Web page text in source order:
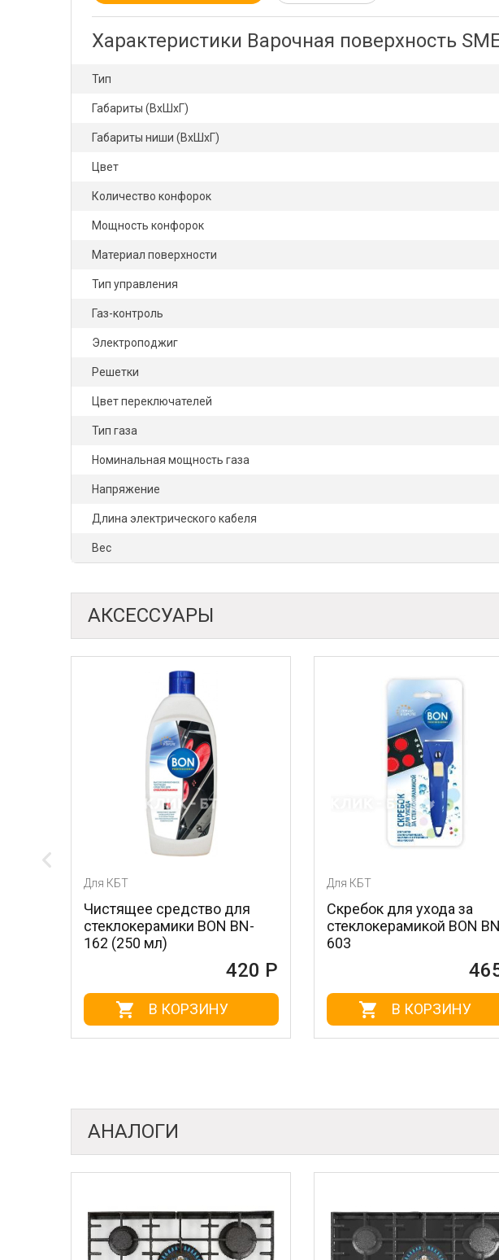
Характеристики Варочная поверхность
Тип
Габариты (ВхШхГ)
Габариты ниши (ВхШхГ)
Цвет
Количество конфорок
Мощность конфорок
Материал поверхности
Тип управления
Газ-контроль
Электроподжиг
Решетки
Цвет переключателей
Тип газа
Номинальная мощность газа
Напряжение
Длина электрического кабеля
Вес
АКСЕССУАРЫ
средство для
BON BN-
В КОРЗИНУ
Скребок для ухода за
стеклокерамикой BON BN-
В КОРЗИНУ
АНАЛОГИ